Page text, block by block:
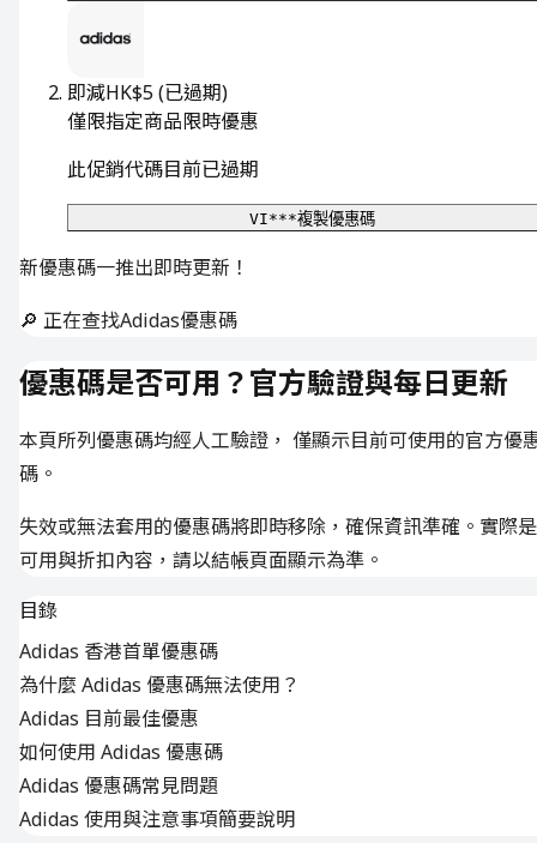
即減HK$5(已過期)
僅限指定商品限時優惠
此促銷代碼目前已過期
VI***複製優惠碼
新優惠碼一推出即時更新！
🔎 正在查找Adidas優惠碼
優惠碼是否可用？官方驗證與每日更新
本頁所列優惠碼均經人工驗證， 僅顯示目前可使用的官方優
碼。
失效或無法套用的優惠碼將即時移除，確保資訊準確。實際
可用與折扣內容，請以結帳頁面顯示為準。
目錄
Adidas 香港首單優惠碼
為什麼 Adidas 優惠碼無法使用？
Adidas 目前最佳優惠
如何使用 Adidas 優惠碼
Adidas 優惠碼常見問題
Adidas 使用與注意事項簡要說明